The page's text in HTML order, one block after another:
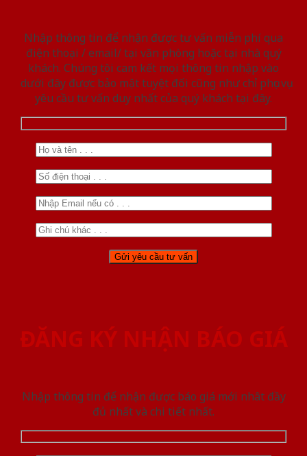
Nhập thông tin để nhận được tư vấn miễn phí qua
điện thoại / email/ tại văn phòng hoặc tại nhà quý
khách. Chúng tôi cam kết mọi thông tin nhập vào
dưới đây được bảo mật tuyệt đối cũng như chỉ phục vụ
yêu cầu tư vấn duy nhất của quý khách tại đây.
ĐĂNG KÝ NHẬN BÁO GIÁ
Nhập thông tin để nhận được báo giá mới nhât đầy
đủ nhất và chi tiết nhất.